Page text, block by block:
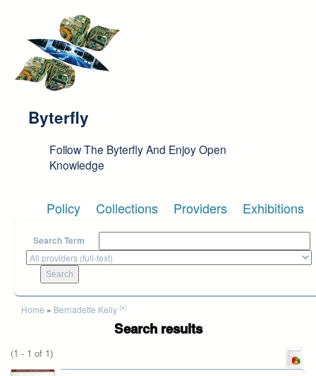
Byterfly
Follow The Byterfly And Enjoy Open
Knowledge
Policy Collections Providers Exhibitions
Search Term
You are here
Home » Bernadette Kelly (x)
Search results
(1 - 1 of 1)